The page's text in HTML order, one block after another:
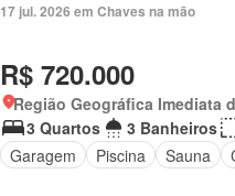
17 jul. 2026 em Chaves na mão
R$ 720.000
Região Geográfica Imediata
3 Quartos
3 Banheiros
Garagem
Piscina Sauna